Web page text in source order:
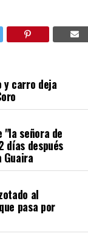
y carro deja
"la señora de
días después
al
pasa por